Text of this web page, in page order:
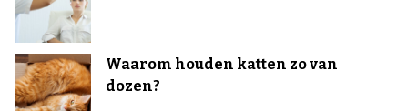
Waarom houden katten zo van
dozen?